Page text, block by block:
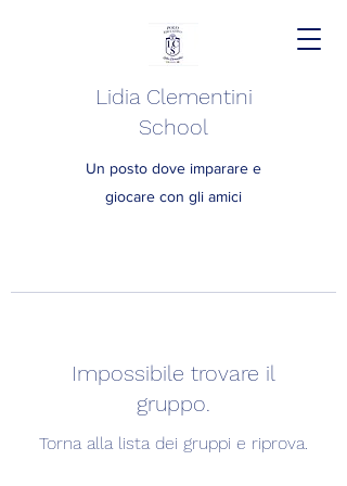
Lidia Clementini
School
Un posto dove imparare e
giocare con gli amici
Impossibile trovare il
gruppo.
Torna alla lista dei gruppi e riprova.